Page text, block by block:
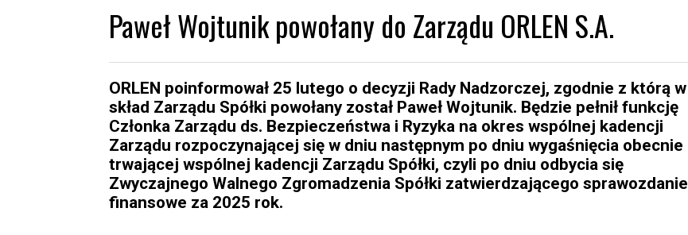
Paweł Wojtunik powołany do Zarządu ORLEN S.A.
ORLEN poinformował 25 lutego o decyzji Rady Nadzorczej, zgodnie z którą w
skład Zarządu Spółki powołany został Paweł Wojtunik. Będzie pełnił funkcję
Członka Zarządu ds. Bezpieczeństwa i Ryzyka na okres wspólnej kadencji
Zarządu rozpoczynającej się w dniu następnym po dniu wygaśnięcia obecnie
trwającej wspólnej kadencji Zarządu Spółki, czyli po dniu odbycia się
Zwyczajnego Walnego Zgromadzenia Spółki zatwierdzającego sprawozdanie
finansowe za 2025 rok.